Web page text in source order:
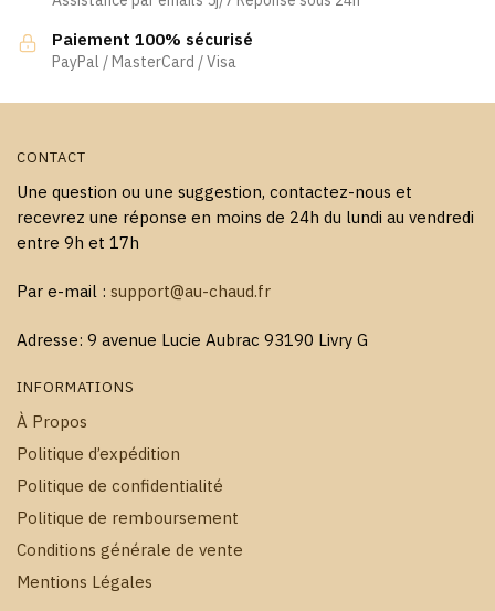
sur
la
page
Paiement 100% sécurisé
PayPal / MasterCard / Visa
CONTACT
Une question ou une suggestion, contactez-nous et
recevrez une réponse en moins de 24h du lundi au vendredi
entre 9h et 17h
Par e-mail : support@au-chaud.fr
Adresse: 9 avenue Lucie Aubrac 93190 Livry G
INFORMATIONS
À Propos
Politique d’expédition
Politique de confidentialité
Politique de remboursement
Conditions générale de vente
Mentions Légales